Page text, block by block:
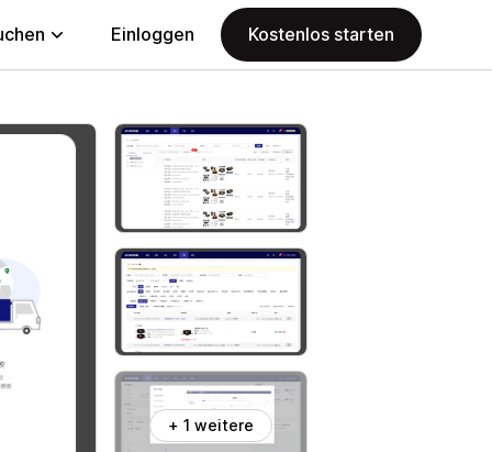
Einloggen Kostenlos starten
+ 1 weitere